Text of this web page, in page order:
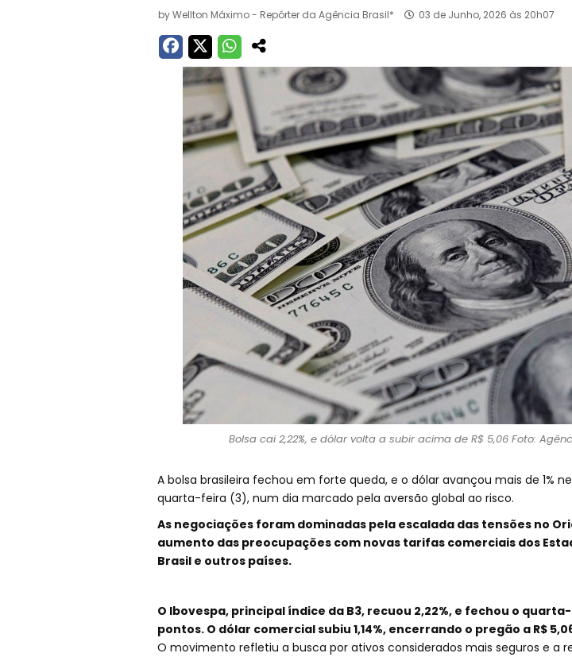
byWellton Máximo - Repórter da Agência Brasil* 03 de Junho, 2026 às 20h07
Bolsa cai 2,22%, e dólar volta a subir acima de R$ 5,06 Foto:
A bolsa brasileira fechou em forte queda, e o dólar avançou mais de 1%
quarta-feira (3), num dia marcado pela aversão global ao risco.
As negociações foram dominadas pela escalada das tensões no
aumento das preocupações com novas tarifas comerciais dos
Brasil e outros países.
O Ibovespa, principal índice da B3, recuou 2,22%, e fechou o
pontos. O dólar comercial subiu 1,14%, encerrando o pregão a R$
O movimento refletiu a busca por ativos considerados mais seguros e a